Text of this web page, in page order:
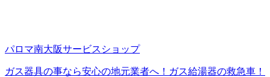
パロマ南大阪サービスショップ
ガス器具の事なら安心の地元業者へ！ガス給湯器の救急車！